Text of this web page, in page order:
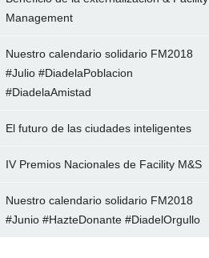
Management
Nuestro calendario solidario FM2018
#Julio #DiadelaPoblacion
#DiadelaAmistad
El futuro de las ciudades inteligentes
IV Premios Nacionales de Facility M&S
Nuestro calendario solidario FM2018
#Junio #HazteDonante #DiadelOrgullo